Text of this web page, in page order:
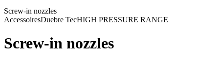
Screw-in nozzles
AccessoiresDuebre TecHIGH PRESSURE RANGE
Screw-in nozzles